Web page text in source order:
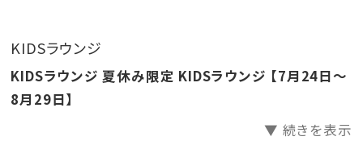
プランはこちら＞＞＞
夏休み限定！お得な朝食付きプランも販売中！
朝食付きプランはこちら＞＞＞
KIDSラウンジ
KIDSラウンジ 夏休み限定 KIDSラウンジ 【7月24日～
8月29日】
▼ 続きを表示